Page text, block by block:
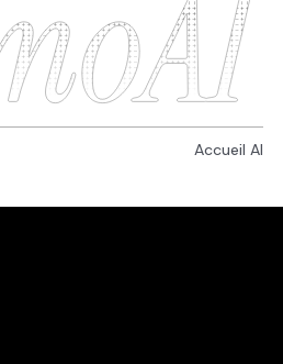
Accueil AI